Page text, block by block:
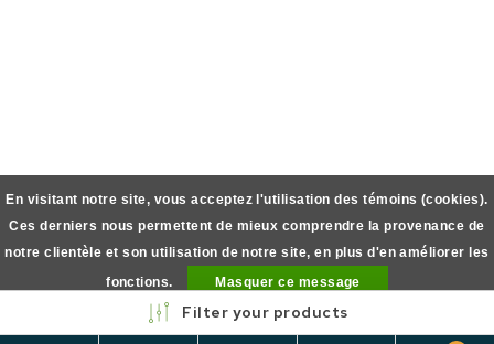
Filter your products
En visitant notre site, vous acceptez l'utilisation des témoins (cookies).
Ces derniers nous permettent de mieux comprendre la provenance de
notre clientèle et son utilisation de notre site, en plus d'en améliorer les
fonctions.
Masquer ce message
En savoir plus sur les témoins (cookies) »